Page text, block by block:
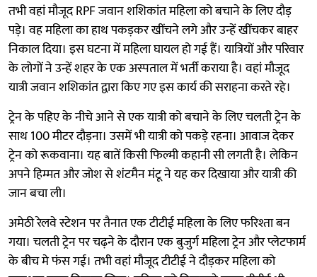
तभी वहां मौजूद RPF जवान शशिकांत महिला को बचाने के लिए दौड़
पड़े। वह महिला का हाथ पकड़कर खींचने लगे और उन्हें खींचकर बाहर
निकाल दिया। इस घटना में महिला घायल हो गई हैं। यात्रियों और परिवार
के लोगों ने उन्हें शहर के एक अस्पताल में भर्ती कराया है। वहां मौजूद
यात्री जवान शशिकांत द्वारा किए गए इस कार्य की सराहना करते रहे।
ट्रेन के पहिए के नीचे आने से एक यात्री को बचाने के लिए चलती ट्रेन के
साथ 100 मीटर दौड़ना। उसमें भी यात्री को पकड़े रहना। आवाज देकर
ट्रेन को रूकवाना। यह बातें किसी फिल्मी कहानी सी लगती है। लेकिन
अपने हिम्मत और जोश से शंटमैन मंटू ने यह कर दिखाया और यात्री की
जान बचा ली।
अमेठी रेलवे स्टेशन पर तैनात एक टीटीई महिला के लिए फरिश्ता बन
गया। चलती ट्रेन पर चढ़ने के दौरान एक बुजुर्ग महिला ट्रेन और प्लेटफार्म
के बीच मे फंस गई। तभी वहां मौजूद टीटीई ने दौड़कर महिला को